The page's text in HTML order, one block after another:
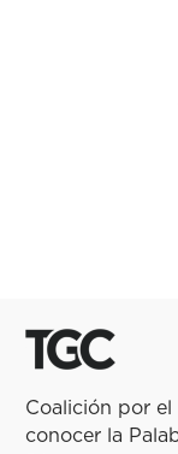
Coalición por
conocer la